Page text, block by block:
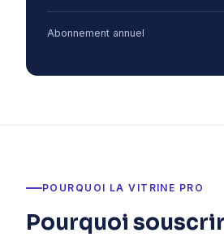
Abonnement annuel
POURQUOI LA VITRINE PRO
Pourquoi